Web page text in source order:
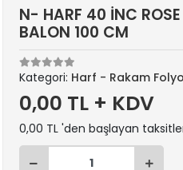
N- HARF 40 İNC ROSE
BALON 100 CM
Kategori: Harf - Rakam
0,00 TL + KDV
0,00 TL 'den başlayan